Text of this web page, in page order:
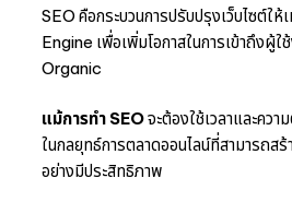
SEO คือกระบวนการปรับปรุงเว็บไซต์ใ
Engine เพื่อเพิ่มโอกาสในการเข้าถึงผู้
Organic
แม้การทำ SEOจะต้องใช้เวลาและคว
ในกลยุทธ์การตลาดออนไลน์ที่สามารถสร้
อย่างมีประสิทธิภาพ